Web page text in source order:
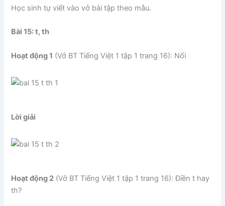
Học sinh tự viết vào vở bài tập theo mẫu.
Bài 15: t, th
Hoạt động 1 (Vở BT Tiếng Việt 1 tập 1 trang 16): Nối
Lời giải
Hoạt động 2 (Vở BT Tiếng Việt 1 tập 1 trang 16): Điền t hay
th?